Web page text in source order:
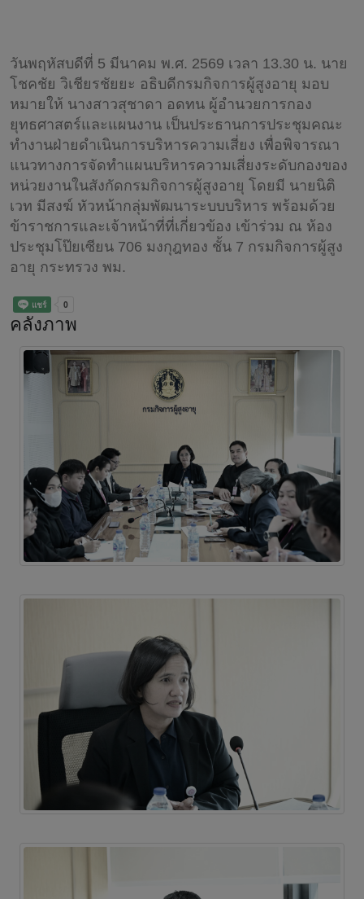
วันพฤหัสบดีที่ 5 มีนาคม พ.ศ. 2569 เวลา 13.30 น. นาย
โชคชัย วิเชียรชัยยะ อธิบดีกรมกิจการผู้สูงอายุ มอบ
หมายให้ นางสาวสุชาดา อดทน ผู้อำนวยการกอง
ยุทธศาสตร์และแผนงาน เป็นประธานการประชุมคณะ
ทำงานฝ่ายดำเนินการบริหารความเสี่ยง เพื่อพิจารณา
แนวทางการจัดทำแผนบริหารความเสี่ยงระดับกองของ
หน่วยงานในสังกัดกรมกิจการผู้สูงอายุ โดยมี นายนิติ
เวท มีสงฆ์ หัวหน้ากลุ่มพัฒนาระบบบริหาร พร้อมด้วย
ข้าราชการและเจ้าหน้าที่ที่เกี่ยวข้อง เข้าร่วม ณ ห้อง
ประชุมโป๊ยเซียน 706 มงกุฎทอง ชั้น 7 กรมกิจการผู้สูง
อายุ กระทรวง พม.
คลังภาพ